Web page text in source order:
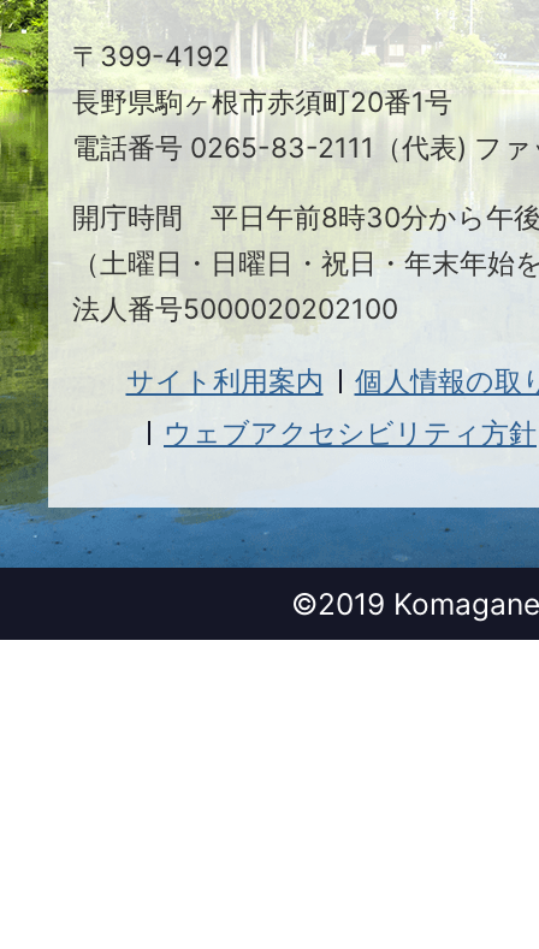
駒
ヶ
根
市
〒399-4192
長野県駒ヶ根市赤須町20番1号
電話番号 0265-83-2111（代表) フ
開庁時間 平日午前8時30分から午
（土曜日・日曜日・祝日・年末年始
法人番号5000020202100
サイト利用案内
個人情報の取
ウェブアクセシビリティ方針
©2019